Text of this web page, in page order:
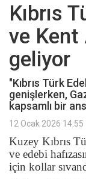
Kıbrıs
ve Kent
geliyor
"Kıbrıs Türk
genişlerken,
kapsamlı bir
12 Ocak 2026 14:55
Kuzey Kıbrıs
ve edebi
için kollar